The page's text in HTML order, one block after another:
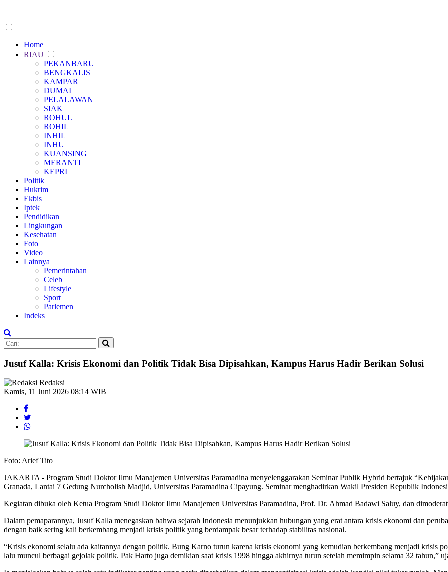
Home
RIAU
PEKANBARU
BENGKALIS
KAMPAR
DUMAI
PELALAWAN
SIAK
ROHUL
ROHIL
INHIL
INHU
KUANSING
MERANTI
KEPRI
Politik
Hukrim
Ekbis
Iptek
Pendidikan
Lingkungan
Kesehatan
Foto
Video
Lainnya
Pemerintahan
Celeb
Lifestyle
Sport
Parlemen
Indeks
Jusuf Kalla: Krisis Ekonomi dan Politik Tidak Bisa Dipisahkan, Kampus Harus Hadir Berikan Solusi
Redaksi
Kamis, 11 Juni 2026 08:14 WIB
Foto: Arief Tito
JAKARTA - Program Studi Doktor Ilmu Manajemen Universitas Paramadina menyelenggarakan Seminar Publik Hybrid bertajuk
Granada, Lantai 7 Gedung Nurcholish Madjid, Universitas Paramadina Cipayung. Seminar menghadirkan Wakil Presiden Republik
Kegiatan dibuka oleh Ketua Program Studi Doktor Ilmu Manajemen Universitas Paramadina, Prof. Dr. Ahmad Badawi Saluy, dan
Dalam pemaparannya, Jusuf Kalla menegaskan bahwa sejarah Indonesia menunjukkan hubungan yang erat antara krisis ekonomi dan
dengan baik sering kali berkembang menjadi krisis politik yang berdampak besar terhadap stabilitas nasional.
“Krisis ekonomi selalu ada kaitannya dengan politik. Bung Karno turun karena krisis ekonomi yang kemudian berkembang menjadi krisis
lalu muncul berbagai gejolak politik. Pak Harto juga demikian saat krisis 1998 hingga akhirnya turun setelah memimpin selama 32 tahun,”